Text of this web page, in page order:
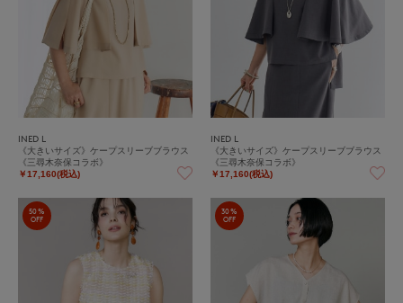
INED L
《大きいサイズ》ケープスリーブブラウス
《三尋木奈保コラボ》
￥17,160(税込)
INED L
《大きいサイズ》ケープスリーブブラウス
《三尋木奈保コラボ》
￥17,160(税込)
50%
OFF
30%
OFF